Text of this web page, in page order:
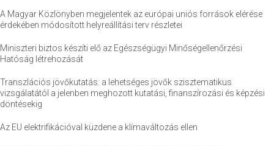
A Magyar Közlönyben megjelentek az európai uniós források elérése
érdekében módosított helyreállítási terv részletei
Miniszteri biztos készíti elő az Egészségügyi Minőségellenőrzési
Hatóság létrehozását
Transzlációs jövőkutatás: a lehetséges jövők szisztematikus
vizsgálatától a jelenben meghozott kutatási, finanszírozási és képzési
döntésekig
Az EU elektrifikációval küzdene a klímaváltozás ellen